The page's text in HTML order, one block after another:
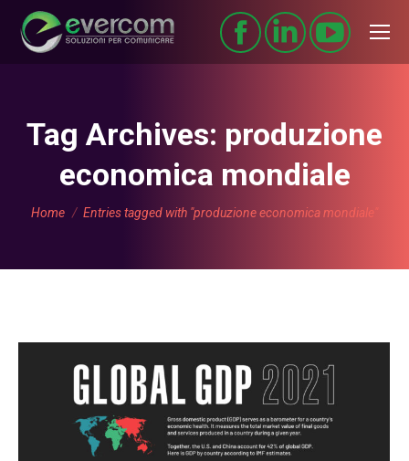
Tag Archives: produzione
economica mondiale
You are here:
Home Entries tagged with "produzione economica mondiale"